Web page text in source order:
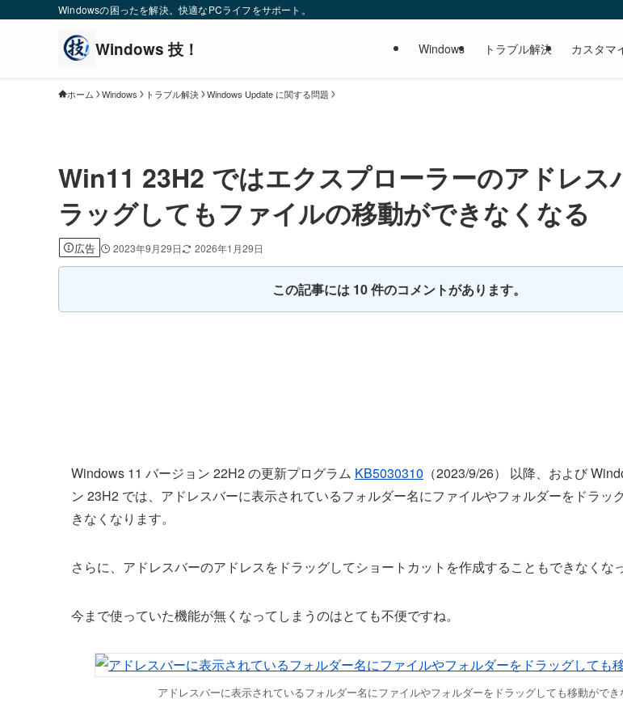
Windowsの困ったを解決。快適なPCライフをサポート。
Windows トラブル解決 カスタマ
ホーム Windows トラブル解決 Windows Update に関する問題
Win11 23H2 ではエクスプローラーのアドレス
ラッグしてもファイルの移動ができなくなる
広告 2023年9月29日 2026年1月29日
この記事には 10 件のコメントがあります。
Windows 11 バージョン 22H2 の更新プログラム KB5030310 （2023/9/26） 以降、および
ン 23H2 では、アドレスバーに表示されているフォルダー名にファイルやフォルダーをドラッ
きなくなります。
さらに、アドレスバーのアドレスをドラッグしてショートカットを作成することもできなくな
今まで使っていた機能が無くなってしまうのはとても不便ですね。
アドレスバーに表示されているフォルダー名にファイルやフォルダーをドラッグしても移動ができ